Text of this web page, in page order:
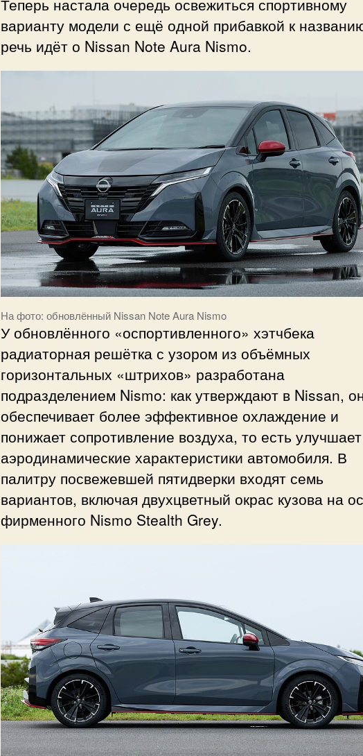
варианту модели с ещё одной прибавкой к
речь идёт о Nissan Note Aura Nismo.
На фото: обновлённый Nissan Note Aura Nismo
У обновлённого «оспортивленного» хэтчбека
радиаторная решётка с узором из объёмных
горизонтальных «штрихов» разработана
подразделением Nismo: как утверждают в Nissan,
обеспечивает более эффективное охлаждение и
понижает сопротивление воздуха, то есть улучшает
аэродинамические характеристики автомобиля. В
палитру посвежевшей пятидверки входят семь
вариантов, включая двухцветный окрас кузова на
фирменного Nismo Stealth Grey.